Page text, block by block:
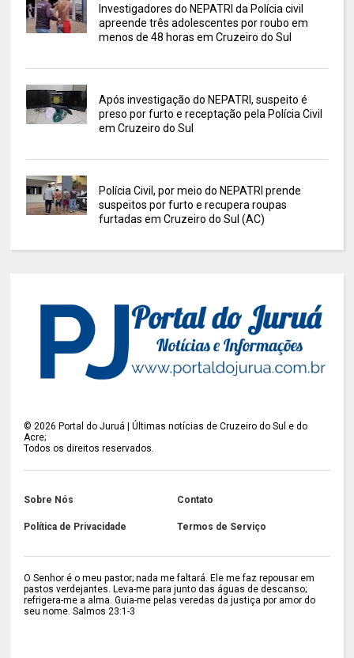
Investigadores do NEPATRI da Polícia civil
apreende três adolescentes por roubo em
menos de 48 horas em Cruzeiro do Sul
Após investigação do NEPATRI, suspeito é
preso por furto e receptação pela Polícia Civil
em Cruzeiro do Sul
Polícia Civil, por meio do NEPATRI prende
suspeitos por furto e recupera roupas
furtadas em Cruzeiro do Sul (AC)
© 2026 Portal do Juruá | Últimas notícias de Cruzeiro do Sul e do
Acre;
Todos os direitos reservados.
Sobre Nós Contato
Política de Privacidade Termos de Serviço
O Senhor é o meu pastor; nada me faltará. Ele me faz repousar em
pastos verdejantes. Leva-me para junto das águas de descanso;
refrigera-me a alma. Guia-me pelas veredas da justiça por amor do
seu nome. Salmos 23:1-3